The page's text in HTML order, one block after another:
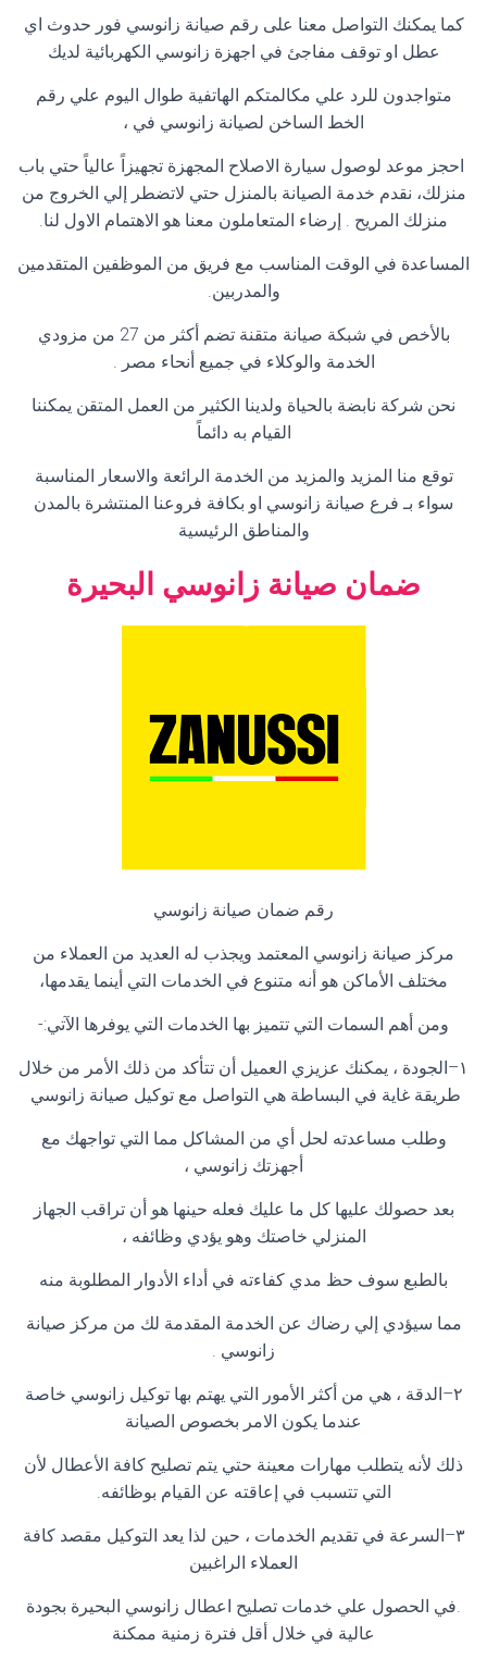
كما يمكنك التواصل معنا على رقم صيانة زانوسي فور حدوث اي
عطل او توقف مفاجئ في اجهزة زانوسي الكهربائية لديك
متواجدون للرد علي مكالمتكم الهاتفية طوال اليوم علي رقم
الخط الساخن لصيانة زانوسي في ،
احجز موعد لوصول سيارة الاصلاح المجهزة تجهيزاً عالياً حتي باب
منزلك، نقدم خدمة الصيانة بالمنزل حتي لاتضطر إلي الخروج من
منزلك المريح . إرضاء المتعاملون معنا هو الاهتمام الاول لنا.
المساعدة في الوقت المناسب مع فريق من الموظفين المتقدمين
والمدربين.
بالأخص في شبكة صيانة متقنة تضم أكثر من 27 من مزودي
الخدمة والوكلاء في جميع أنحاء مصر .
نحن شركة نابضة بالحياة ولدينا الكثير من العمل المتقن يمكننا
القيام به دائماً
توقع منا المزيد والمزيد من الخدمة الرائعة والاسعار المناسبة
سواء بـ فرع صيانة زانوسي او بكافة فروعنا المنتشرة بالمدن
والمناطق الرئيسية
ضمان صيانة زانوسي البحيرة
رقم ضمان صيانة زانوسي
مركز صيانة زانوسي المعتمد ويجذب له العديد من العملاء من
مختلف الأماكن هو أنه متنوع في الخدمات التي أينما يقدمها،
ومن أهم السمات التي تتميز بها الخدمات التي يوفرها الآتي:-
١–الجودة ، يمكنك عزيزي العميل أن تتأكد من ذلك الأمر من خلال
طريقة غاية في البساطة هي التواصل مع توكيل صيانة زانوسي
وطلب مساعدته لحل أي من المشاكل مما التي تواجهك مع
أجهزتك زانوسي ،
بعد حصولك عليها كل ما عليك فعله حينها هو أن تراقب الجهاز
المنزلي خاصتك وهو يؤدي وظائفه ،
بالطبع سوف حظ مدي كفاءته في أداء الأدوار المطلوبة منه
مما سيؤدي إلي رضاك عن الخدمة المقدمة لك من مركز صيانة
زانوسي .
٢–الدقة ، هي من أكثر الأمور التي يهتم بها توكيل زانوسي خاصة
عندما يكون الامر بخصوص الصيانة
ذلك لأنه يتطلب مهارات معينة حتي يتم تصليح كافة الأعطال لأن
التي تتسبب في إعاقته عن القيام بوظائفه.
٣–السرعة في تقديم الخدمات ، حين لذا يعد التوكيل مقصد كافة
العملاء الراغبين
.في الحصول علي خدمات تصليح اعطال زانوسي البحيرة بجودة
عالية في خلال أقل فترة زمنية ممكنة